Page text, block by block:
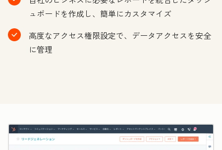
ュボードを作成し、簡単にカスタマイズ
高度なアクセス権限設定で、データアクセスを安全
に管理